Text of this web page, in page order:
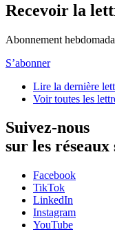
Recevoir la
Abonnement
S’abonner
Lire la dernière
Voir toutes les
Suivez-nous
sur les réseaux
Facebook
TikTok
LinkedIn
Instagram
YouTube